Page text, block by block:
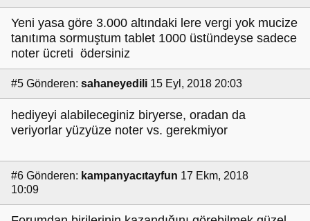
Yeni yasa göre 3.000 altındaki lere vergi yok mucize
tanıtıma sormuştum tablet 1000 üstündeyse sadece
noter ücreti ödersiniz
#5 Gönderen: sahaneyedili 15 Eyl, 2018 20:03
hediyeyi alabileceginiz biryerse, oradan da
veriyorlar yüzyüze noter vs. gerekmiyor
#6 Gönderen: kampanyacıtayfun 17 Ekm, 2018
10:09